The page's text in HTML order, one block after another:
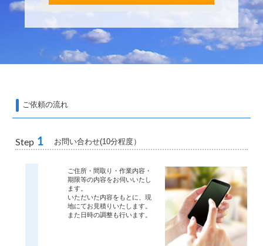
ご依頼の流れ
Step 1 お問い合わせ(10分程度）
ご住所・間取り・作業内容・
期限等の内容をお伺いいたし
ます。
いただいた内容をもとに、現
地にてお見積りいたします。
また日時の調整も行います。